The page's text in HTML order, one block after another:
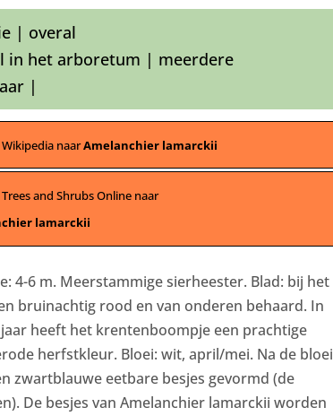
| overal
in het arboretum | meerdere
|
naarAmelanchier lamarckii
and Shrubs Online naar
lamarckii
4-6 m. Meerstammige sierheester. Blad: bij het
bruinachtig rood en van onderen behaard. In
heeft het krentenboompje een prachtige
herfstkleur. Bloei: wit, april/mei. Na de bloei
zwartblauwe eetbare besjes gevormd (de
De besjes van Amelanchier lamarckii worden